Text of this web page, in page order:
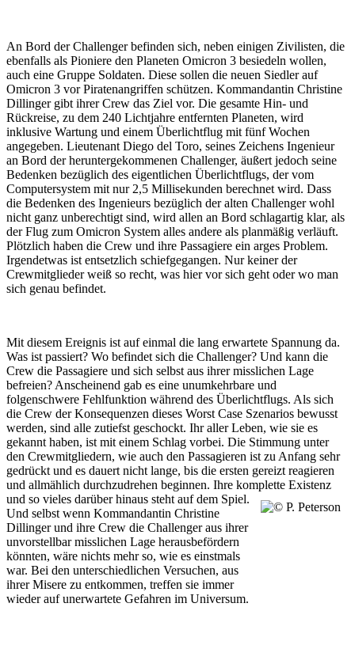
An Bord der Challenger befinden sich, neben einigen Zivilisten, die
ebenfalls als Pioniere den Planeten Omicron 3 besiedeln wollen,
auch eine Gruppe Soldaten. Diese sollen die neuen Siedler auf
Omicron 3 vor Piratenangriffen schützen. Kommandantin Christine
Dillinger gibt ihrer Crew das Ziel vor. Die gesamte Hin- und
Rückreise, zu dem 240 Lichtjahre entfernten Planeten, wird
inklusive Wartung und einem Überlichtflug mit fünf Wochen
angegeben. Lieutenant Diego del Toro, seines Zeichens Ingenieur
an Bord der heruntergekommenen Challenger, äußert jedoch seine
Bedenken bezüglich des eigentlichen Überlichtflugs, der vom
Computersystem mit nur 2,5 Millisekunden berechnet wird. Dass
die Bedenken des Ingenieurs bezüglich der alten Challenger wohl
nicht ganz unberechtigt sind, wird allen an Bord schlagartig klar, als
der Flug zum Omicron System alles andere als planmäßig verläuft.
Plötzlich haben die Crew und ihre Passagiere ein arges Problem.
Irgendetwas ist entsetzlich schiefgegangen. Nur keiner der
Crewmitglieder weiß so recht, was hier vor sich geht oder wo man
sich genau befindet.
Mit diesem Ereignis ist auf einmal die lang erwartete Spannung da.
Was ist passiert? Wo befindet sich die Challenger? Und kann die
Crew die Passagiere und sich selbst aus ihrer misslichen Lage
befreien? Anscheinend gab es eine unumkehrbare und
folgenschwere Fehlfunktion während des Überlichtflugs. Als sich
die Crew der Konsequenzen dieses Worst Case Szenarios bewusst
werden, sind alle zutiefst geschockt. Ihr aller Leben, wie sie es
gekannt haben, ist mit einem Schlag vorbei. Die Stimmung unter
den Crewmitgliedern, wie auch den Passagieren ist zu Anfang sehr
gedrückt und es dauert nicht lange, bis die ersten gereizt reagieren
und allmählich durchzudrehen beginnen. Ihre komplette Existenz
und so vieles darüber hinaus steht auf dem Spiel.
Und selbst wenn Kommandantin Christine
Dillinger und ihre Crew die Challenger aus ihrer
unvorstellbar misslichen Lage herausbefördern
könnten, wäre nichts mehr so, wie es einstmals
war. Bei den unterschiedlichen Versuchen, aus
ihrer Misere zu entkommen, treffen sie immer
wieder auf unerwartete Gefahren im Universum.